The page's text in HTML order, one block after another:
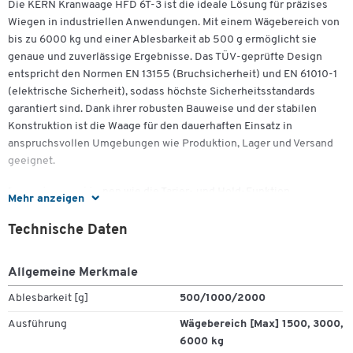
Mehr anzeigen
Die KERN Kranwaage HFD 6T-3 ist die ideale Lösung für präzises
Wiegen in industriellen Anwendungen. Mit einem Wägebereich von
bis zu 6000 kg und einer Ablesbarkeit ab 500 g ermöglicht sie
genaue und zuverlässige Ergebnisse. Das TÜV-geprüfte Design
entspricht den Normen EN 13155 (Bruchsicherheit) und EN 61010-1
(elektrische Sicherheit), sodass höchste Sicherheitsstandards
garantiert sind. Dank ihrer robusten Bauweise und der stabilen
Konstruktion ist die Waage für den dauerhaften Einsatz in
anspruchsvollen Umgebungen wie Produktion, Lager und Versand
geeignet.
Besondere Funktionen wie die Tarier- und Hold-Funktion
Funk-Fernbedienung mit einer Reichweite von bis zu 20 m für
Anwendungen in rauen Umgebungen bietet das Modell HFD 6T-3IP
einen Staub- und Spritzwasserschutz nach Schutzart IP67. Die HFD
Anwendungen geeignet.
Technische Daten
Allgemeine Merkmale
Ablesbarkeit [g] 500/1000/2000
Ausführung
Wägebereich [Max] 1500, 3000,
6000 kg
Zum Zoomen doppeltippen